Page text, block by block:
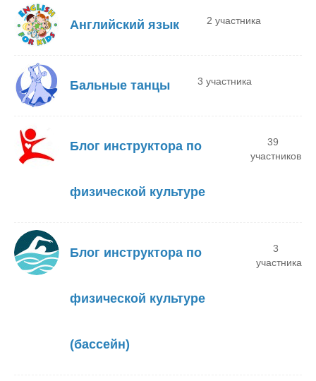
Английский язык 2 участника
Бальные танцы 3 участника
Блог инструктора по
физической культуре
39
участников
Блог инструктора по
физической культуре
(бассейн)
3
участника